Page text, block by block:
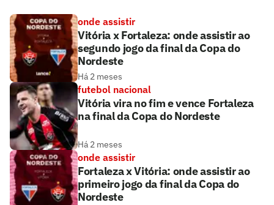
onde assistir
Vitória x Fortaleza: onde assistir ao
segundo jogo da final da Copa do
Nordeste
Há 2 meses
futebol nacional
Vitória vira no fim e vence Fortaleza
na final da Copa do Nordeste
Há 2 meses
onde assistir
Fortaleza x Vitória: onde assistir ao
primeiro jogo da final da Copa do
Nordeste